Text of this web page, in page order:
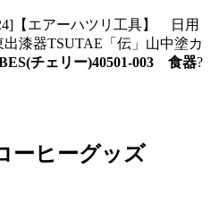
【エアーハツリ工具】 日用
漆器TSUTAE「伝」山中塗カ
チェリー)40501-003 食器?
ーヒーグッズ